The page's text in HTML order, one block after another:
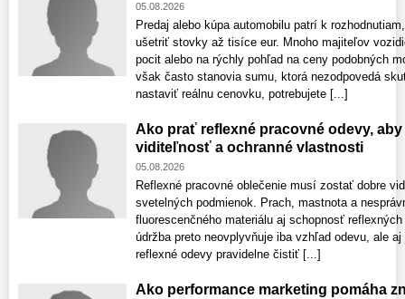
05.08.2026
Predaj alebo kúpa automobilu patrí k
ušetriť stovky až tisíce eur. Mnoho majiteľov
pocit alebo na rýchly pohľad na ceny podobných
však často stanovia sumu, ktorá nezodpovedá
nastaviť reálnu cenovku, potrebujete [...]
Ako prať reflexné pracovné odevy,
viditeľnosť a ochranné vlastnosti
05.08.2026
Reflexné pracovné oblečenie musí zostať dobre
svetelných podmienok. Prach, mastnota a
fluorescenčného materiálu aj schopnosť
údržba preto neovplyvňuje iba vzhľad odevu, ale
reflexné odevy pravidelne čistiť [...]
Ako performance marketing pomáha